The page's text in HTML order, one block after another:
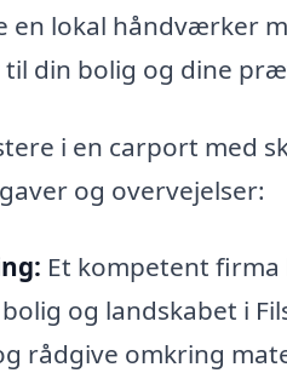
en lokal håndværker
din bolig og dine
i en carport med
og overvejelser:
Et kompetent
og landskabet i
rådgive omkring